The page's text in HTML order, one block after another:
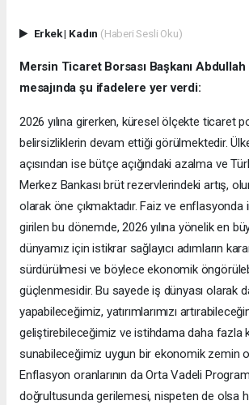
Erkek| Kadın (Haberi Sesli Oku)
Mersin Ticaret Borsası Başkanı
mesajında şu ifadelere yer verdi:
2026 yılına girerken, küresel ölçekte ticaret
belirsizliklerin devam ettiği görülmektedir.
açısından ise bütçe açığındaki azalma ve
Merkez Bankası brüt rezervlerindeki artış,
olarak öne çıkmaktadır. Faiz ve
girilen bu dönemde, 2026 yılına yönelik en
dünyamız için istikrar sağlayıcı adımların
sürdürülmesi ve böylece ekonomik
güçlenmesidir. Bu sayede iş dünyası olarak
yapabileceğimiz, yatırımlarımızı
geliştirebileceğimiz ve istihdama daha fazla
sunabileceğimiz uygun bir ekonomik zemin
Enflasyon oranlarının da Orta Vadeli
doğrultusunda gerilemesi, nispeten de olsa